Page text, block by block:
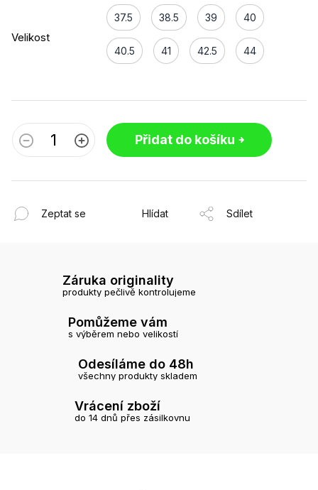
Velikost
37.5 38.5 39 40
40.5 41 42.5 44
Přidat do košíku
Zeptat se Hlídat Sdílet
Záruka originality
produkty pečlivě kontrolujeme
Pomůžeme vám
s výběrem nebo velikostí
Odesíláme do 48h
všechny produkty skladem
Vrácení zboží
do 14 dnů přes zásilkovnu